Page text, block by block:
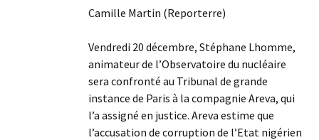
Camille Martin (Reporterre)
Vendredi 20 décembre, Stéphane Lhomme,
animateur de l’Observatoire du nucléaire
sera confronté au Tribunal de grande
instance de Paris à la compagnie Areva, qui
l’a assigné en justice. Areva estime que
l’accusation de corruption de l’Etat nigérien